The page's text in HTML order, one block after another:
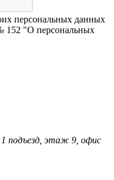
персональных данных
152 "О персональных
1 подъезд, этаж 9, офис